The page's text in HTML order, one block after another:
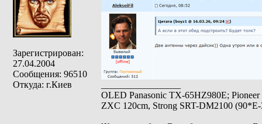
Зарегистрирован:
27.04.2004
Сообщения: 96510
Откуда: г.Киев
OLED Panasonic TX-65HZ980E;
ZXC 120cm, Strong SRT-DM2100